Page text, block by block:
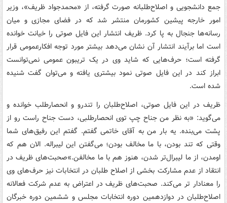
جمع دانشجویی و اصلاح‌طلبانه صورت گرفته، از «محمدجواد ظریف»، وزیر
امور خارجه پیشین کشورمان منتشر شد که در فضای مجازی و میان
رسانه‌ها جنجال به پا کرد. ظریف انتشار این فایل صوتی را خیانت خوانده
است اما برآیند انتشار آن نشان می‌دهد بیشتر مورد توجه افکارعمومی قرار
گرفته است؛ حرف‌هایی که شاید وی در یک تریبون عمومی نمی‌توانست
ابراز کند در این فایل صوتی نمود بیشتری یافته و می‌توان گفت شنیده
شده است.
ظریف در این فایل صوتی، اصلاح‌طلبان را تندرو و انحصارطلب خوانده و
می‌گوید: «به نظر من جناح چپ توی انحصارطلبی، دست جناح راست رو از
پشت می‌بنده. یه بار من به آقای خاتمی گفتم. گفتم این رفیق‌های شما
وقتی که تند بودن، با ما مخالف بودن؛ می‌گفتن این لیبراله. الان هم که
اومدن، از ما لیبرال‌تر شدن، هنوز هم با ما مخالفن.»صحبت‌های ظریف در
انتقاد از عدم مشارکت بخشی از اصلاح طلبان در انتخابات نیز حرف‌های وی
را معنادار تر می‌کند. صحبت‌های ظریف در اعتراض به عدم شرکت فعالانه
اصلاح‌طلبان در دوازدهمین دوره انتخابات مجلس و ششمین دوره خبرگان